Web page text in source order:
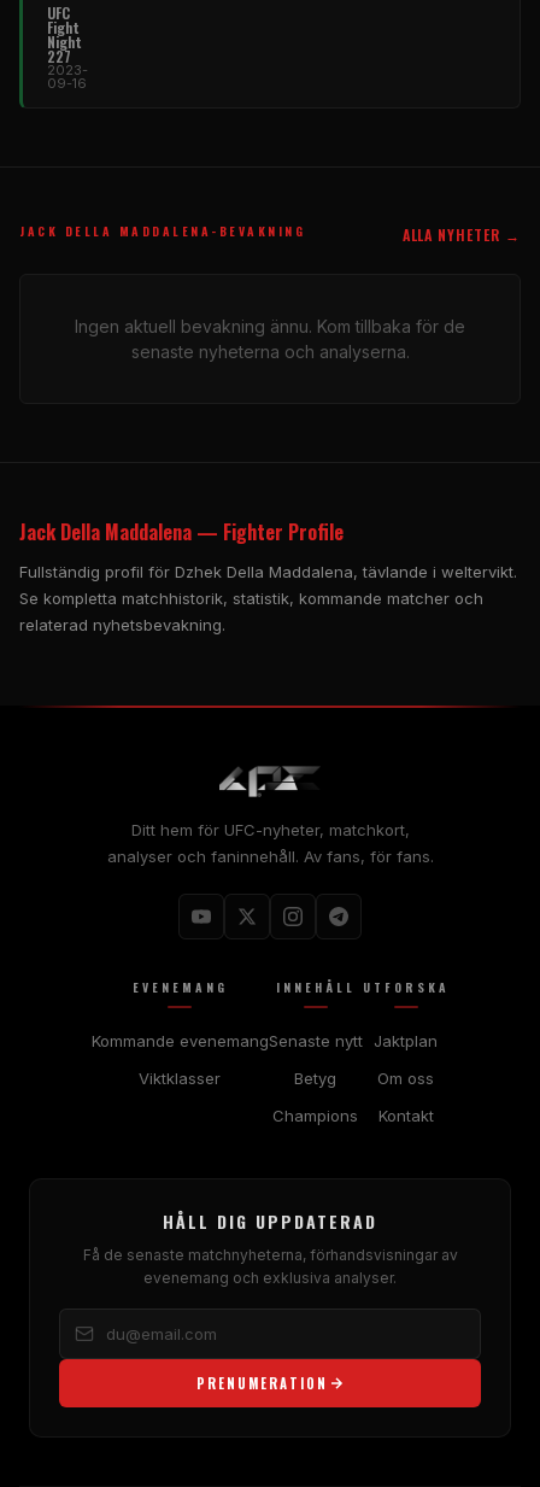
UFC
Fight
Night
227
2023-
09-16
JACK DELLA MADDALENA-BEVAKNING ALLA NYHETER →
Ingen aktuell bevakning ännu. Kom tillbaka för de
senaste nyheterna och analyserna.
Jack Della Maddalena — Fighter Profile
Fullständig profil för Dzhek Della Maddalena, tävlande i weltervikt.
Se kompletta matchhistorik, statistik, kommande matcher och
relaterad nyhetsbevakning.
Ditt hem för UFC-nyheter, matchkort,
analyser och faninnehåll. Av fans, för fans.
EVENEMANG
Kommande evenemang
Viktklasser
INNEHÅLL
Senaste nytt
Betyg
Champions
UTFORSKA
Jaktplan
Om oss
Kontakt
HÅLL DIG UPPDATERAD
Få de senaste matchnyheterna, förhandsvisningar av
evenemang och exklusiva analyser.
PRENUMERATION